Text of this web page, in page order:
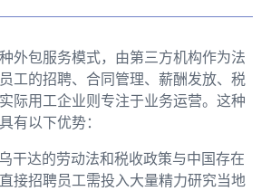
外包服务模式，由第三方机构作为法
工的招聘、合同管理、薪酬发放、税
际用工企业则专注于业务运营。这种
有以下优势：
干达的劳动法和税收政策与中国存在
接招聘员工需投入大量精力研究当地